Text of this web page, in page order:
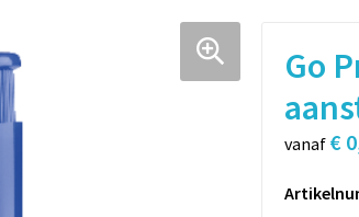
Go
vanaf €